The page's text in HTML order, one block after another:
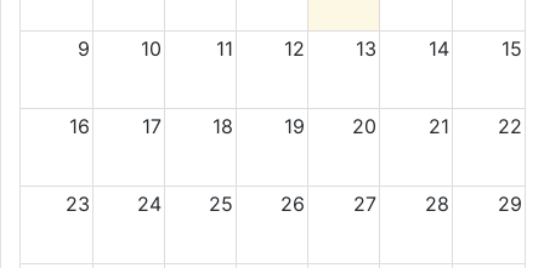
9 10 11 12 13 14 15
16 17 18 19 20 21 22
23 24 25 26 27 28 29